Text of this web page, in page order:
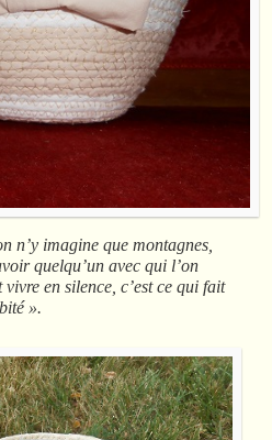
n’y imagine que montagnes,
quelqu’un avec qui l’on
vivre en silence, c’est ce qui fait
».